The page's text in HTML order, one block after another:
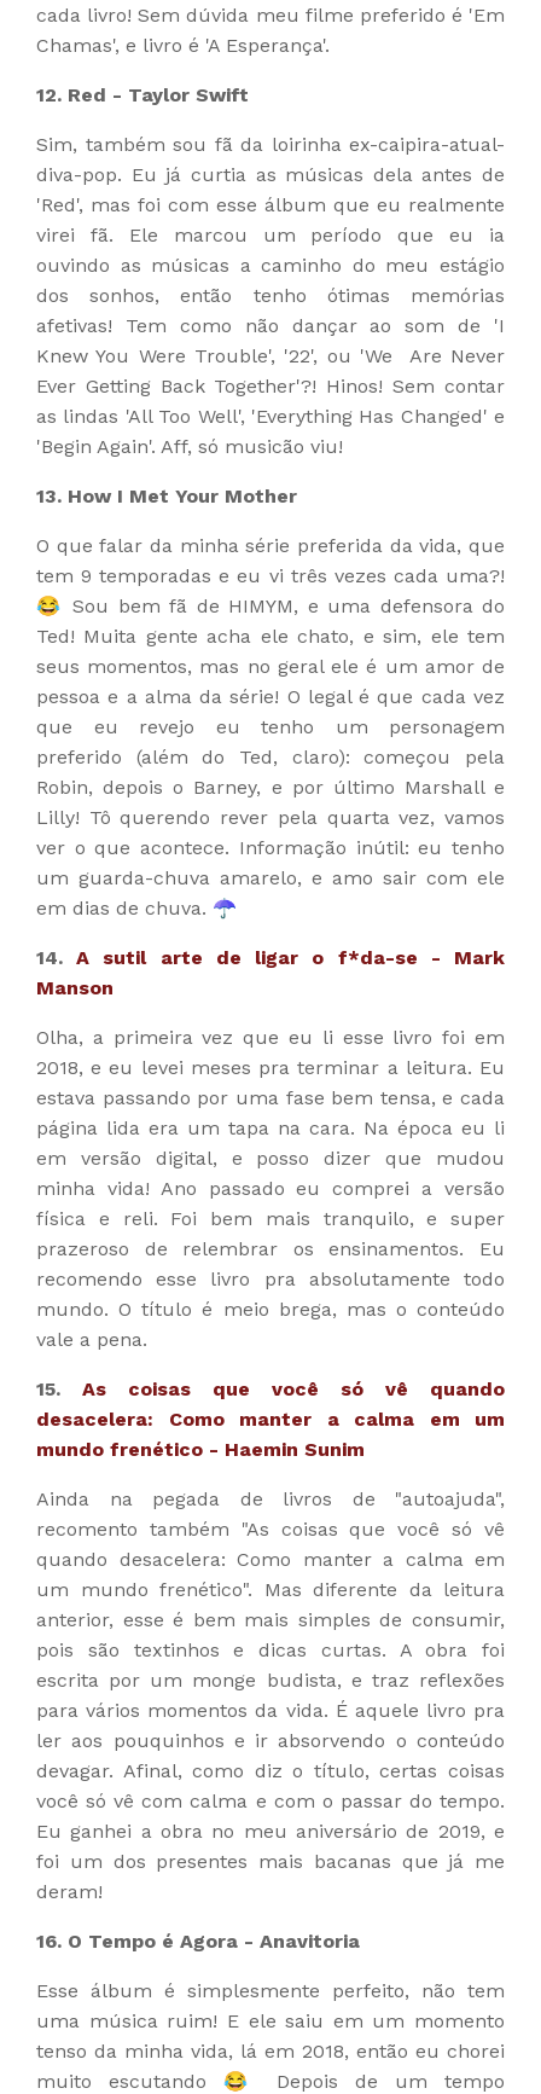
cada livro! Sem dúvida meu filme preferido é 'Em
Chamas', e livro é 'A Esperança'.
12. Red - Taylor Swift
Sim, também sou fã da loirinha ex-caipira-atual-
diva-pop. Eu já curtia as músicas dela antes de
'Red', mas foi com esse álbum que eu realmente
virei fã. Ele marcou um período que eu ia
ouvindo as músicas a caminho do meu estágio
dos sonhos, então tenho ótimas memórias
afetivas! Tem como não dançar ao som de 'I
Knew You Were Trouble', '22', ou 'We Are Never
Ever Getting Back Together'?! Hinos! Sem contar
as lindas 'All Too Well', 'Everything Has Changed' e
'Begin Again'. Aff, só musicão viu!
13. How I Met Your Mother
O que falar da minha série preferida da vida, que
tem 9 temporadas e eu vi três vezes cada uma?!
😂 Sou bem fã de HIMYM, e uma defensora do
Ted! Muita gente acha ele chato, e sim, ele tem
seus momentos, mas no geral ele é um amor de
pessoa e a alma da série! O legal é que cada vez
que eu revejo eu tenho um personagem
preferido (além do Ted, claro): começou pela
Robin, depois o Barney, e por último Marshall e
Lilly! Tô querendo rever pela quarta vez, vamos
ver o que acontece. Informação inútil: eu tenho
um guarda-chuva amarelo, e amo sair com ele
em dias de chuva. ☂️
14.A sutil arte de ligar o f*da-se - Mark
Manson
Olha, a primeira vez que eu li esse livro foi em
2018, e eu levei meses pra terminar a leitura. Eu
estava passando por uma fase bem tensa, e cada
página lida era um tapa na cara. Na época eu li
em versão digital, e posso dizer que mudou
minha vida! Ano passado eu comprei a versão
física e reli. Foi bem mais tranquilo, e super
prazeroso de relembrar os ensinamentos. Eu
recomendo esse livro pra absolutamente todo
mundo. O título é meio brega, mas o conteúdo
vale a pena.
15. As coisas que você só vê quando
desacelera: Como manter a calma em um
mundo frenético - Haemin Sunim
Ainda na pegada de livros de "autoajuda",
recomento também "As coisas que você só vê
quando desacelera: Como manter a calma em
um mundo frenético". Mas diferente da leitura
anterior, esse é bem mais simples de consumir,
pois são textinhos e dicas curtas. A obra foi
escrita por um monge budista, e traz reflexões
para vários momentos da vida. É aquele livro pra
ler aos pouquinhos e ir absorvendo o conteúdo
devagar. Afinal, como diz o título, certas coisas
você só vê com calma e com o passar do tempo.
Eu ganhei a obra no meu aniversário de 2019, e
foi um dos presentes mais bacanas que já me
deram!
16. O Tempo é Agora - Anavitoria
Esse álbum é simplesmente perfeito, não tem
uma música ruim! E ele saiu em um momento
tenso da minha vida, lá em 2018, então eu chorei
muito escutando 😂 Depois de um tempo